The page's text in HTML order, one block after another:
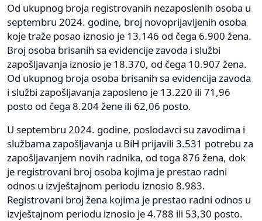
Od ukupnog broja registrovanih nezaposlenih osoba u
septembru 2024. godine, broj novoprijavljenih osoba
koje traže posao iznosio je 13.146 od čega 6.900 žena.
Broj osoba brisanih sa evidencije zavoda i službi
zapošljavanja iznosio je 18.370, od čega 10.907 žena.
Od ukupnog broja osoba brisanih sa evidencija zavoda
i službi zapošljavanja zaposleno je 13.220 ili 71,96
posto od čega 8.204 žene ili 62,06 posto.
U septembru 2024. godine, poslodavci su zavodima i
službama zapošljavanja u BiH prijavili 3.531 potrebu za
zapošljavanjem novih radnika, od toga 876 žena, dok
je registrovani broj osoba kojima je prestao radni
odnos u izvještajnom periodu iznosio 8.983.
Registrovani broj žena kojima je prestao radni odnos u
izvještajnom periodu iznosio je 4.788 ili 53,30 posto.